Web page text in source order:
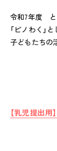
令和7年度 と
「ピノわく」
子どもたちの
【乳児提出